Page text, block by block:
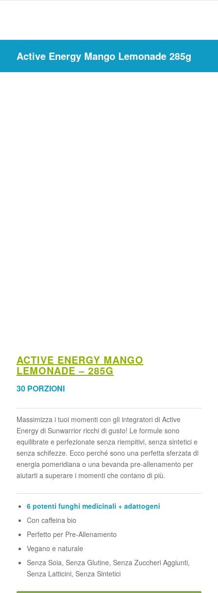
Active Energy Mango Lemonade 285g
ACTIVE ENERGY MANGO
LEMONADE – 285G
30 PORZIONI
Massimizza i tuoi momenti con gli integratori di Active
Energy di Sunwarrior ricchi di gusto! Le formule sono
equilibrate e perfezionate senza riempitivi, senza sintetici e
senza schifezze. Ecco perché sono una perfetta sferzata di
energia pomeridiana o una bevanda pre-allenamento per
aiutarti a superare i momenti che contano di più.
6 potenti funghi medicinali + adattogeni
Con caffeina bio
Perfetto per Pre-Allenamento
Vegano e naturale
Senza Soia, Senza Glutine, Senza Zuccheri Aggiunti,
Senza Latticini, Senza Sintetici